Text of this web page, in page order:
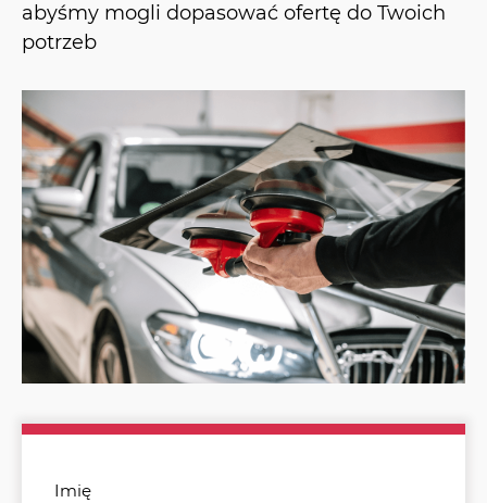
abyśmy mogli dopasować ofertę do Twoich
potrzeb
Imię